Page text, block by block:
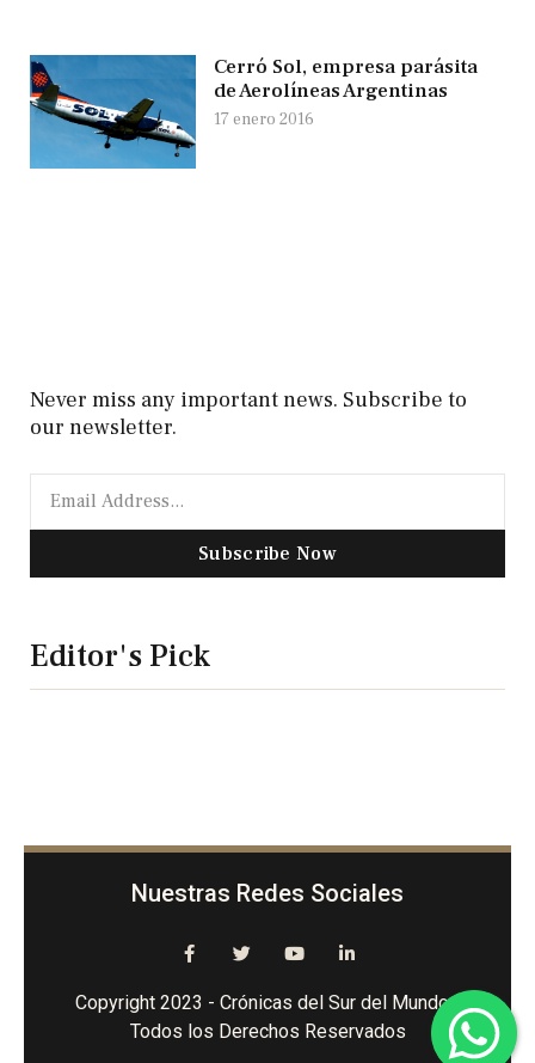
Cerró Sol, empresa parásita
de Aerolíneas Argentinas
17 enero 2016
Never miss any important news. Subscribe to
our newsletter.
Subscribe Now
Editor's Pick
Nuestras Redes Sociales
Copyright 2023 - Crónicas del Sur del Mundo -
Todos los Derechos Reservados